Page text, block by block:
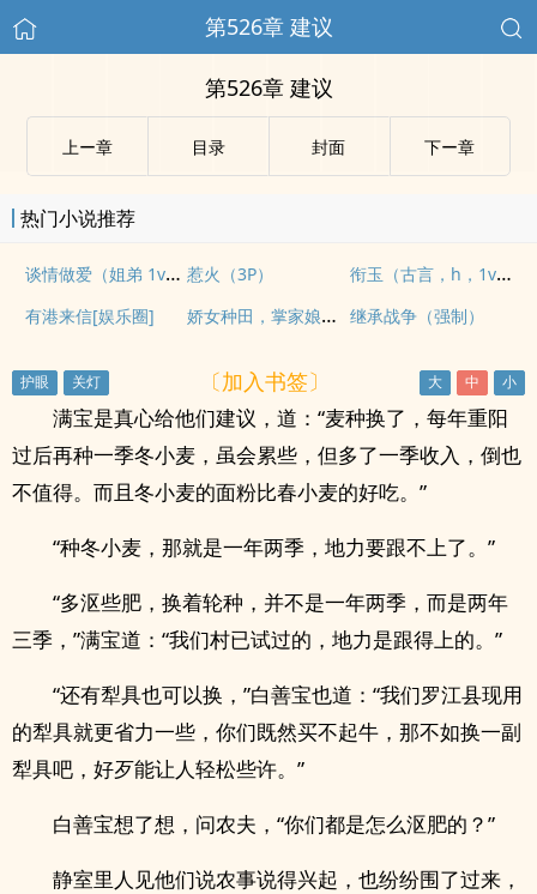
第526章 建议
第526章 建议
上ー章 目录 封面 下ー章
热门小说推荐
谈情做爱（姐弟 1v1） 惹火（3P） 衔玉（古言，h，1v1）
有港来信[娱乐圈] 娇女种田，掌家娘子俏夫郎 继承战争（强制）
〔加入书签〕
满宝是真心给他们建议，道：“麦种换了，每年重阳
过后再种一季冬小麦，虽会累些，但多了一季收入，倒也
不值得。而且冬小麦的面粉比春小麦的好吃。”
“种冬小麦，那就是一年两季，地力要跟不上了。”
“多沤些肥，换着轮种，并不是一年两季，而是两年
三季，”满宝道：“我们村已试过的，地力是跟得上的。”
“还有犁具也可以换，”白善宝也道：“我们罗江县现用
的犁具就更省力一些，你们既然买不起牛，那不如换一副
犁具吧，好歹能让人轻松些许。”
白善宝想了想，问农夫，“你们都是怎么沤肥的？”
静室里人见他们说农事说得兴起，也纷纷围了过来，